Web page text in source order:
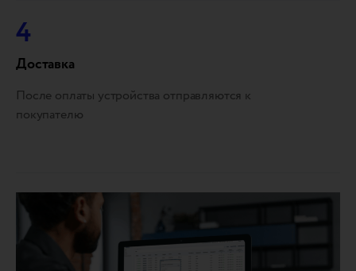
4
Доставка
После оплаты устройства отправляются к
покупателю